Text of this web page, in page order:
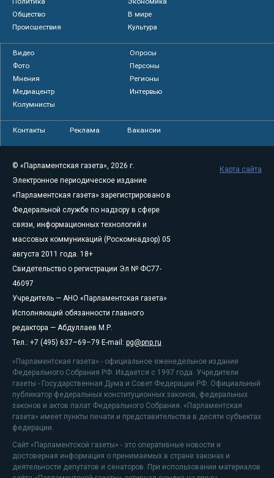
Общество
В мире
Происшествия
Культура
Видео
Опросы
Фото
Персоны
Мнения
Регионы
Медиацентр
Интервью
Колумнисты
Контакты Реклама Вакансии
© «Парламентская газета», 2026 г.
Электронное периодическое издание
«Парламентская газета» зарегистрировано в
Федеральной службе по надзору в сфере
связи, информационных технологий и
массовых коммуникаций (Роскомнадзор) 05
августа 2011 года. 18+
Свидетельство о регистрации Эл № ФС77-
46097
Учредитель — АНО «Парламентская газета»
Исполняющий обязанности главного
редактора — Абдуллаев М.Р.
Тел.: +7 (495) 637–69–79 E-mail: pg@pnp.ru
«Парламентская газета» - официальное еженедельное издание
Федерального Собрания РФ. Издается с 1997 года. Учредители
газеты - Государственная Дума и Совет Федерации РФ. Официальный
публикатор федеральных конституционных законов, федеральных
законов и актов палат Федерального Собрания. «Парламентская
газета» имеет пункты печати и представительства в десяти субъектах
федерации.
Сайт «Парламентской газеты» - это оперативные новости и
достоверная информация о принимаемых в стране законах и
деятельности депутатов и сенаторов. При использовании материалов
Карта сайта